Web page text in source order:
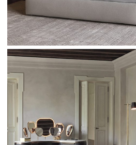
Sangiacomo Ecletto system